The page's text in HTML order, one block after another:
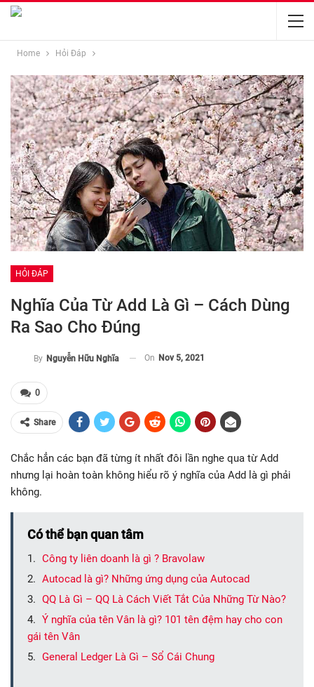
Home Hỏi Đáp
HỎI ĐÁP
Nghĩa Của Từ Add Là Gì – Cách Dùng
Ra Sao Cho Đúng
By Nguyễn Hữu Nghĩa On Nov 5, 2021
0
Share
Chắc hẳn các bạn đã từng ít nhất đôi lần nghe qua từ Add
nhưng lại hoàn toàn không hiểu rõ ý nghĩa của Add là gì phải
không.
Có thể bạn quan tâm
Công ty liên doanh là gì ? Bravolaw
Autocad là gì? Những ứng dụng của Autocad
QQ Là Gì – QQ Là Cách Viết Tắt Của Những Từ Nào?
Ý nghĩa của tên Vân là gì? 101 tên đệm hay cho con
gái tên Vân
General Ledger Là Gì – Sổ Cái Chung